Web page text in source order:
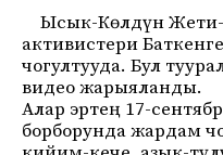
Ысык-Көлдүн Жети-
активистери
чогултууда. Бул
видео жарыяланды.
Алар эртең 17-
борборунда жардам